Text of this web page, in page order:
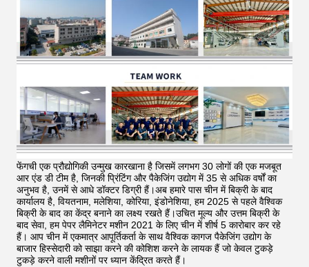
फेंगची एक प्रौद्योगिकी उन्मुख कारखाना है जिसमें लगभग 30 लोगों की एक मजबूत
आर एंड डी टीम है, जिनकी प्रिंटिंग और पैकेजिंग उद्योग में 35 से अधिक वर्षों का
अनुभव है, उनमें से आधे डॉक्टर डिग्री हैं।अब हमारे पास चीन में बिक्री के बाद
कार्यालय है, वियतनाम, मलेशिया, कोरिया, इंडोनेशिया, हम 2025 से पहले वैश्विक
बिक्री के बाद का केंद्र बनाने का लक्ष्य रखते हैं।उचित मूल्य और उत्तम बिक्री के
बाद सेवा, हम पेपर लैमिनेटर मशीन 2021 के लिए चीन में शीर्ष 5 कारोबार कर रहे
हैं। आप चीन में एकमात्र आपूर्तिकर्ता के साथ वैश्विक कागज पैकेजिंग उद्योग के
बाजार हिस्सेदारी को साझा करने की कोशिश करने के लायक हैं जो केवल टुकड़े
टुकड़े करने वाली मशीनों पर ध्यान केंद्रित करते हैं।